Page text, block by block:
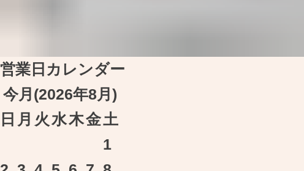
営業日カレンダー
今月(2026年8月)
日 月 火水木金土
1